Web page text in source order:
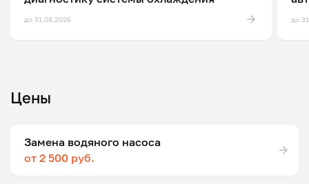
до 31.08.2026 до
Цены
Замена водяного насоса
от 2 500 руб.